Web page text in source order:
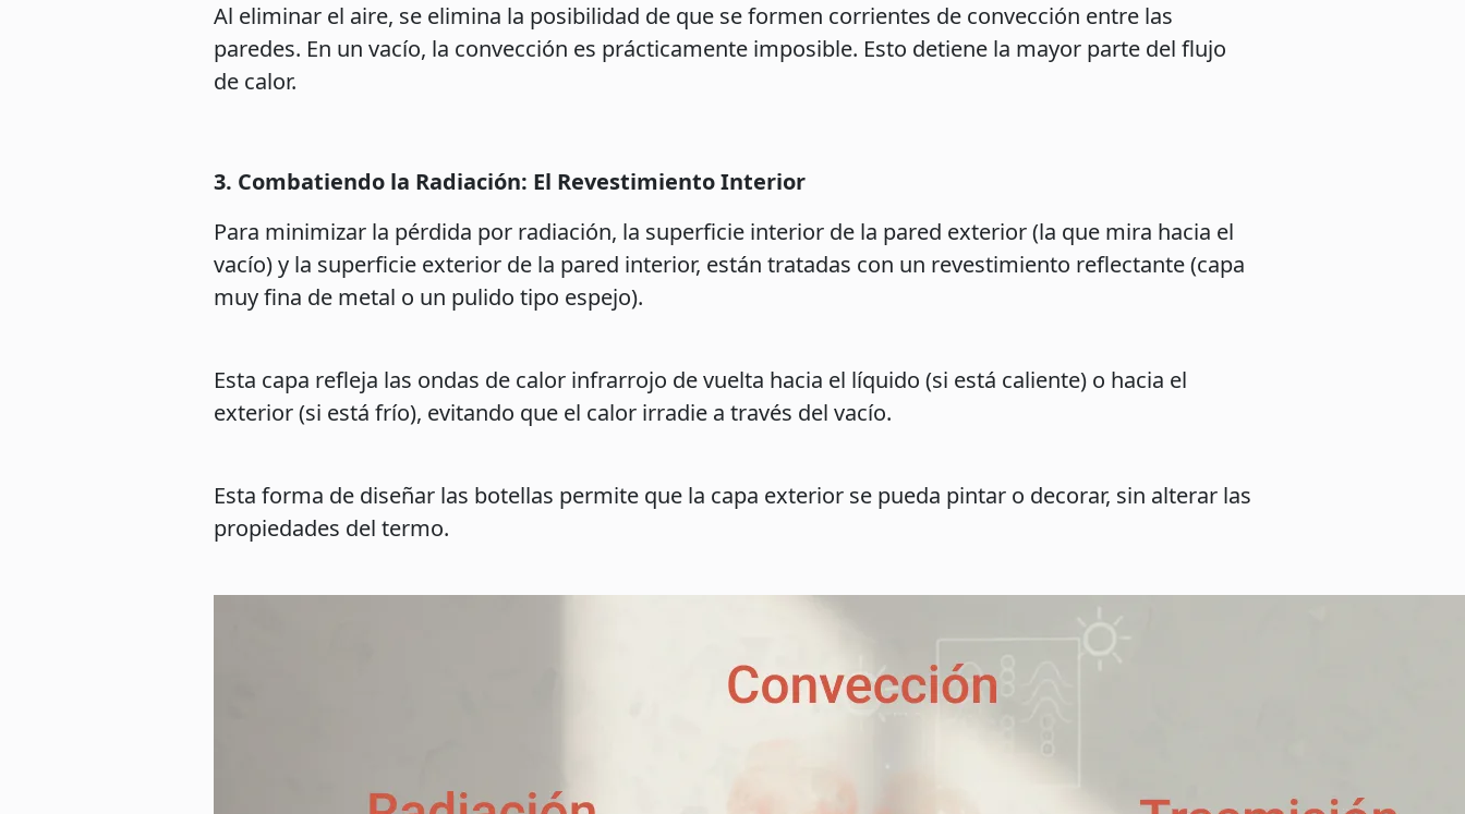
Al eliminar el aire, se elimina la posibilidad de que se formen corrientes de convección entre las
paredes. En un vacío, la convección es prácticamente imposible. Esto detiene la mayor parte del flujo
de calor.
3. Combatiendo la Radiación: El Revestimiento Interior
Para minimizar la pérdida por radiación, la superficie interior de la pared exterior (la que mira hacia el
vacío) y la superficie exterior de la pared interior, están tratadas con un revestimiento reflectante (capa
muy fina de metal o un pulido tipo espejo).
Esta capa refleja las ondas de calor infrarrojo de vuelta hacia el líquido (si está caliente) o hacia el
exterior (si está frío), evitando que el calor irradie a través del vacío.
Esta forma de diseñar las botellas permite que la capa exterior se pueda pintar o decorar, sin alterar las
propiedades del termo.